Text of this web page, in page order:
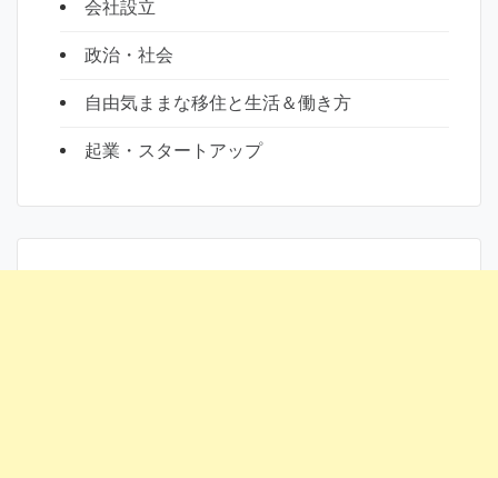
会社設立
政治・社会
自由気ままな移住と生活＆働き方
起業・スタートアップ